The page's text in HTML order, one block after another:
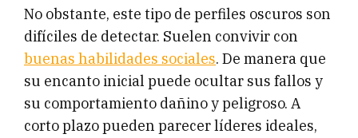
No obstante, este tipo de perfiles oscuros son
difíciles de detectar. Suelen convivir con
buenas habilidades sociales. De manera que
su encanto inicial puede ocultar sus fallos y
su comportamiento dañino y peligroso. A
corto plazo pueden parecer líderes ideales,